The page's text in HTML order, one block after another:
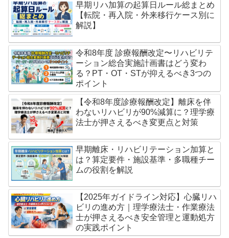
早期リハ加算の起算日ルール総まとめ
【転院・再入院・外来移行ケース別に
解説】
令和8年度 診療報酬改定〜リハビリテ
ーション総合実施計画書はどう変わ
る？PT・OT・STが抑えるべき3つの
ポイント
【令和8年度診療報酬改定】離床を伴
わないリハビリが90%減算に？理学療
法士が押さえるべき変更点と対策
早期離床・リハビリテーション加算と
は？算定要件・施設基準・多職種チー
ムの役割を解説
【2025年ガイドライン対応】心臓リハ
ビリの進め方｜理学療法士・作業療法
士が押さえるべき安全管理と運動処方
の実践ポイント